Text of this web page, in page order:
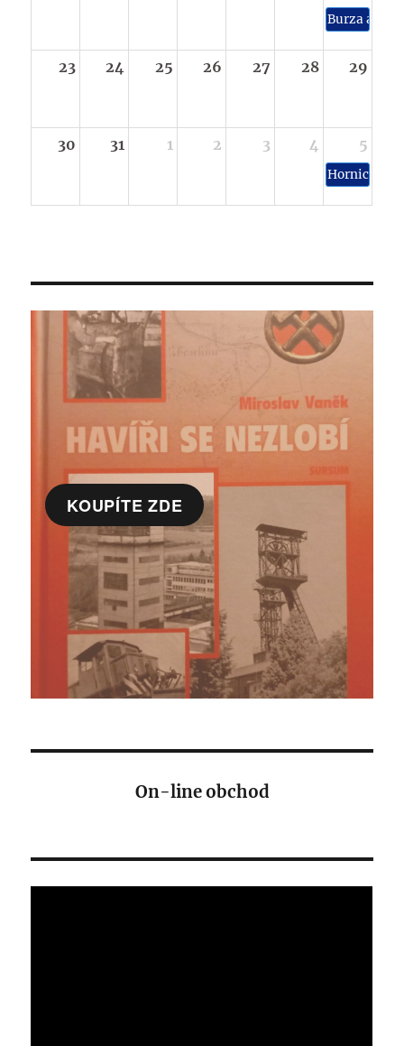
Burza a
23 24 25 26 27 28 29
30 31 1 2 3 4 5
Hornické
KOUPÍTE ZDE
On-line obchod